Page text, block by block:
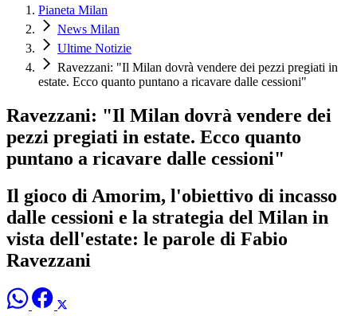
Pianeta Milan
News Milan
Ultime Notizie
Ravezzani: "Il Milan dovrà vendere dei pezzi pregiati in
estate. Ecco quanto puntano a ricavare dalle cessioni"
Ravezzani: "Il Milan dovrà vendere dei
pezzi pregiati in estate. Ecco quanto
puntano a ricavare dalle cessioni"
Il gioco di Amorim, l'obiettivo di incasso
dalle cessioni e la strategia del Milan in
vista dell'estate: le parole di Fabio
Ravezzani